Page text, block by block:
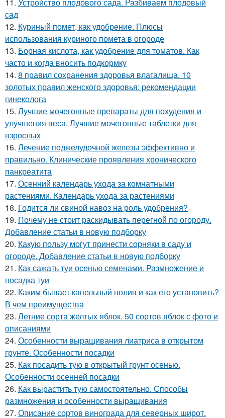
сад
12. Куриный помет, как удобрение. Плюсы
использования куриного помета в огороде
13. Борная кислота, как удобрение для томатов. Как
часто и когда вносить подкормку
14. 8 правил сохранения здоровья влагалища. 10
золотых правил женского здоровья: рекомендации
гинеколога
15. Лучшие мочегонные препараты для похудения и
улучшения веса. Лучшие мочегонные таблетки для
взрослых
16. Лечение поджелудочной железы эффективно и
правильно. Клинические проявления хронического
панкреатита
17. Осенний календарь ухода за комнатными
растениями. Календарь ухода за растениями
18. Годится ли свиной навоз на роль удобрения?
19. Почему не стоит раскидывать перегной по огороду.
Добавление статьи в новую подборку
20. Какую пользу могут принести сорняки в саду и
огороде. Добавление статьи в новую подборку
21. Как сажать туи осенью семенами. Размножение и
посадка туи
22. Каким бывает капельный полив и как его установить?
В чем преимущества
23. Летние сорта желтых яблок. 50 сортов яблок с фото и
описаниями
24. Особенности выращивания лиатриса в открытом
грунте. Особенности посадки
25. Как посадить тую в открытый грунт осенью.
Особенности осенней посадки
26. Как вырастить тую самостоятельно. Способы
размножения и особенности выращивания
27. Описание сортов винограда для северных широт.